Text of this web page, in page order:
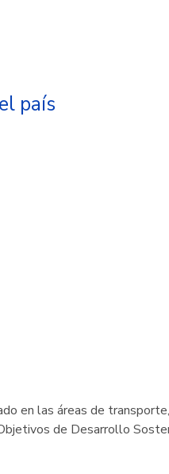
país
en las áreas de
de Desarrollo